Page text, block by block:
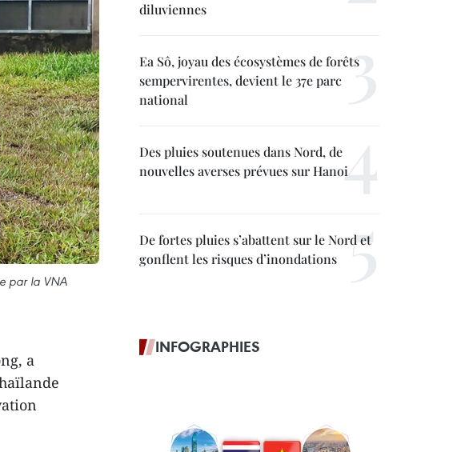
par la VNA
a
diluviennes
Ea Sô, joyau des écosystèmes de forêts
sempervirentes, devient le 37e parc
national
Des pluies soutenues dans Nord, de
nouvelles averses prévues sur Hanoi
De fortes pluies s’abattent sur le Nord et
gonflent les risques d’inondations
INFOGRAPHIES